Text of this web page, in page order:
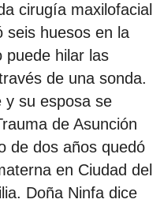
cirugía maxilofacial
seis huesos en la
puede hilar las
de una sonda.
y su esposa se
de Asunción
de dos años quedó
en Ciudad del
Doña Ninfa dice